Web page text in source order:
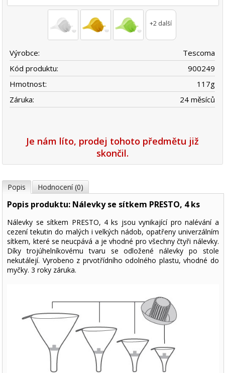
+2 další
Výrobce:
Tescoma
Kód produktu:
900249
Hmotnost:
117g
Záruka:
24 měsíců
Je nám líto, prodej tohoto předmětu již
skončil.
Popis Hodnocení (0)
Popis produktu: Nálevky se sítkem PRESTO, 4 ks
Nálevky se sítkem PRESTO, 4 ks jsou vynikající pro nalévání a
cezení tekutin do malých i velkých nádob, opatřeny univerzálním
sítkem, které se neucpává a je vhodné pro všechny čtyři nálevky.
Díky trojúhelníkovému tvaru se odložené nálevky po stole
nekutálejí. Vyrobeno z prvotřídního odolného plastu, vhodné do
myčky. 3 roky záruka.